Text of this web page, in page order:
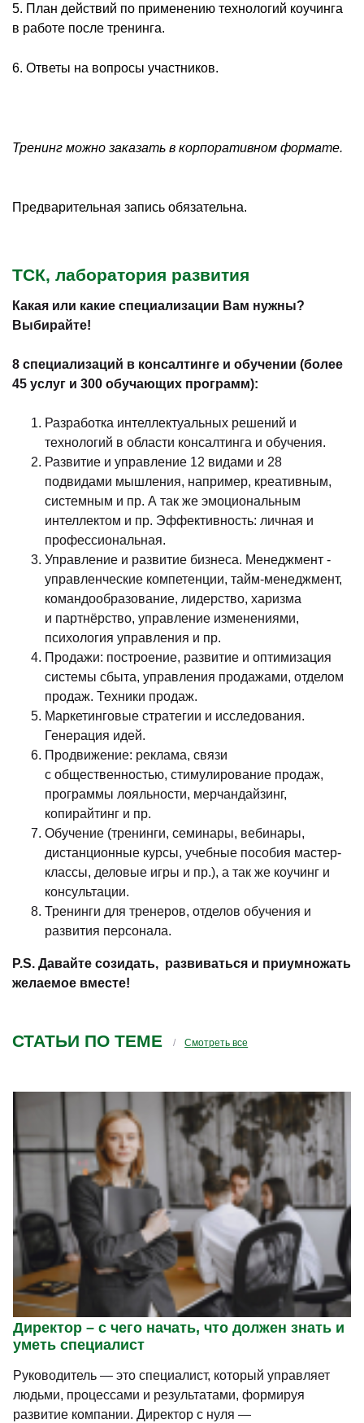
5. План действий по применению технологий коучинга
в работе после тренинга.
6. Ответы на вопросы участников.
Тренинг можно заказать в корпоративном формате.
Предварительная запись обязательна.
ТСК, лаборатория развития
Какая или какие специализации Вам нужны?
Выбирайте!
8 специализаций в консалтинге и обучении (более
45 услуг и 300 обучающих программ):
Разработка интеллектуальных решений и
технологий в области консалтинга и обучения.
Развитие и управление 12 видами и 28
подвидами мышления, например, креативным,
системным и пр. А так же эмоциональным
интеллектом и пр. Эффективность: личная и
профессиональная.
Управление и развитие бизнеса. Менеджмент -
управленческие компетенции, тайм-менеджмент,
командообразование, лидерство, харизма
и партнёрство, управление изменениями,
психология управления и пр.
Продажи: построение, развитие и оптимизация
системы сбыта, управления продажами, отделом
продаж. Техники продаж.
Маркетинговые стратегии и исследования.
Генерация идей.
Продвижение: реклама, связи
с общественностью, стимулирование продаж,
программы лояльности, мерчандайзинг,
копирайтинг и пр.
Обучение (тренинги, семинары, вебинары,
дистанционные курсы, учебные пособия мастер-
классы, деловые игры и пр.), а так же коучинг и
консультации.
Тренинги для тренеров, отделов обучения и
развития персонала.
P.S. Давайте созидать, развиваться и приумножать
желаемое вместе!
СТАТЬИ ПО ТЕМЕ Смотреть все
Директор – с чего начать, что должен знать и
уметь специалист
Руководитель — это специалист, который управляет
людьми, процессами и результатами, формируя
развитие компании. Директор с нуля —